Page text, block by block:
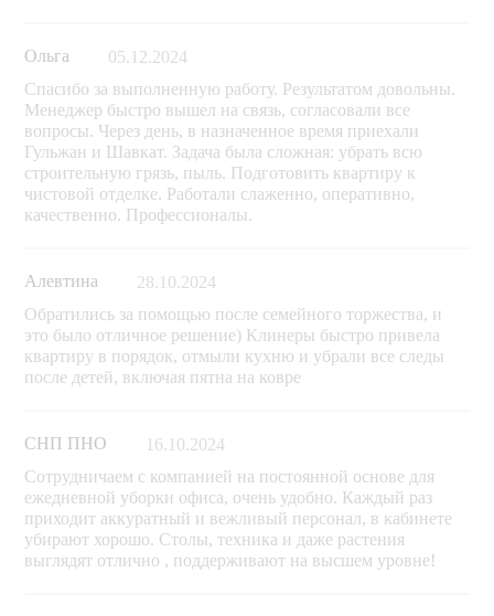
Ольга
05.12.2024
Спасибо за выполненную работу. Результатом довольны.
Менеджер быстро вышел на связь, согласовали все
вопросы. Через день, в назначенное время приехали
Гульжан и Шавкат. Задача была сложная: убрать всю
строительную грязь, пыль. Подготовить квартиру к
чистовой отделке. Работали слаженно, оперативно,
качественно. Профессионалы.
Алевтина
28.10.2024
Обратились за помощью после семейного торжества, и
это было отличное решение) Клинеры быстро привела
квартиру в порядок, отмыли кухню и убрали все следы
после детей, включая пятна на ковре
СНП ПНО
16.10.2024
Сотрудничаем с компанией на постоянной основе для
ежедневной уборки офиса, очень удобно. Каждый раз
приходит аккуратный и вежливый персонал, в кабинете
убирают хорошо. Столы, техника и даже растения
выглядят отлично , поддерживают на высшем уровне!